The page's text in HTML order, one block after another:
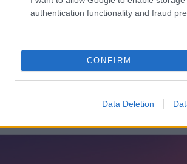
authentication functionality and fraud
CONFIRM
Data Deletion